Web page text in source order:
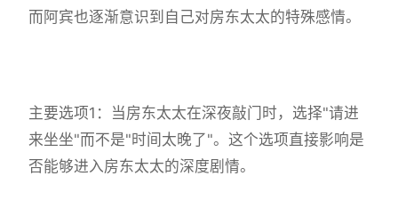
而阿宾也逐渐意识到自己对房东太太的特殊感情。
主要选项1：当房东太太在深夜敲门时，选择"请进
来坐坐"而不是"时间太晚了"。这个选项直接影响是
否能够进入房东太太的深度剧情。